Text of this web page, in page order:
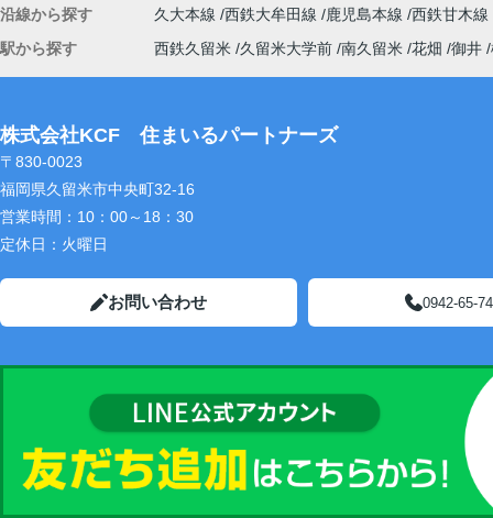
沿線から探す
久大本線 西鉄大牟田線 鹿児島本線 西鉄甘木線
駅から探す
西鉄久留米 久留米大学前 南久留米 花畑 御井
株式会社KCF 住まいるパートナーズ
〒830-0023
福岡県久留米市中央町32-16
営業時間： 10：00～18：30
定休日： 火曜日
お問い合わせ 0942-65-